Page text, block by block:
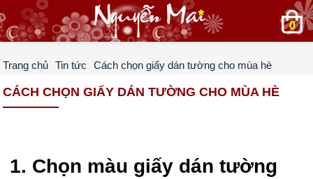
0
Trang chủ Tin tức Cách chọn giấy dán tường cho mùa hè
CÁCH CHỌN GIẤY DÁN TƯỜNG CHO MÙA HÈ
1. Chọn màu giấy dán tường